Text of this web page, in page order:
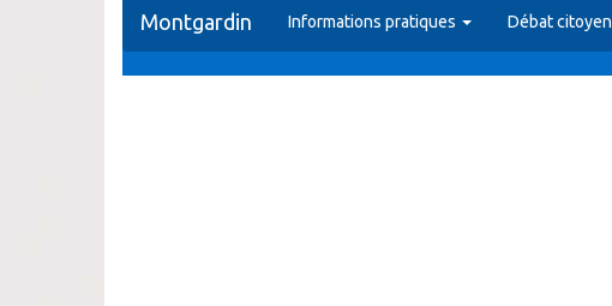
Montgardin Informations pratiques Débat citoyen